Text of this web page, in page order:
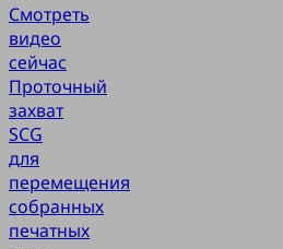
Смотреть
видео
сейчас
Проточный
захват
SCG
для
перемещения
собранных
печатных